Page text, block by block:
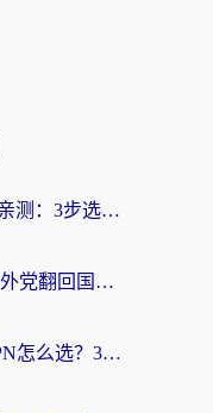
穿梭和海归好用吗？海外党亲测：3步选对回国加速器，无缝刷国内剧玩手游
ExpressVPN中国能用吗？海外党翻回国内的加速器选择指南（附番茄加速器实测）
海外党必看：便宜好用的VPN怎么选？3步解决回国访问难题+Steam改区技巧